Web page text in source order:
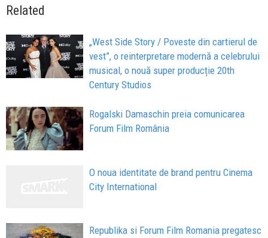
Related
„West Side Story / Poveste din cartierul de
vest”, o reinterpretare modernă a celebrului
musical, o nouă super producție 20th
Century Studios
Rogalski Damaschin preia comunicarea
Forum Film România
O noua identitate de brand pentru Cinema
City International
Republika si Forum Film Romania pregatesc